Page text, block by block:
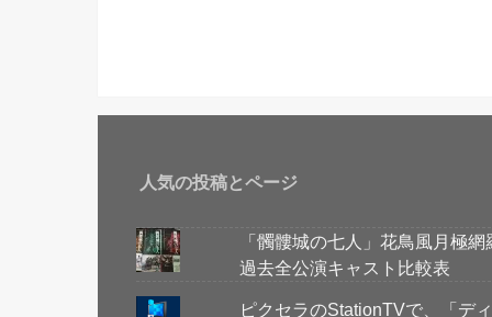
人気の投稿とページ
「髑髏城の七人」花鳥風月極網
過去全公演キャスト比較表
ピクセラのStationTVで、「デ